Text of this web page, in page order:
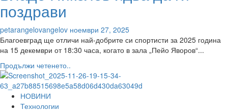
шоколад”
стартира
на
16
2026
година
поздрави
petarangelovangelov ноември 27, 2025
Благоевград ще отличи най-добрите си спортисти за 2025 година
на 15 декември от 18:30 часа, когато в зала „Пейо Яворов“...
Продължи четенето..
more
about
НОВИНИ
Технологии